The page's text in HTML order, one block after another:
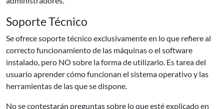
Soporte Técnico
Se ofrece soporte técnico exclusivamente en lo que refiere al
correcto funcionamiento de las máquinas o el software
instalado, pero NO sobre la forma de utilizarlo. Es tarea del
usuario aprender cómo funcionan el sistema operativo y las
herramientas de las que se dispone.
No se contestarán preguntas sobre lo que esté explicado en